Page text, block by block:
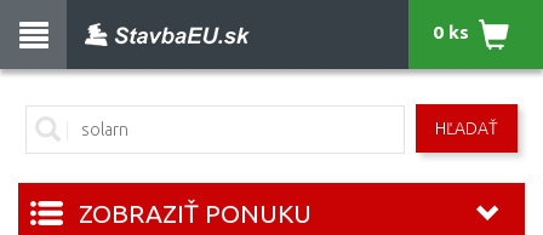
HĽADAŤ
0 ks
ZOBRAZIŤ PONUKU